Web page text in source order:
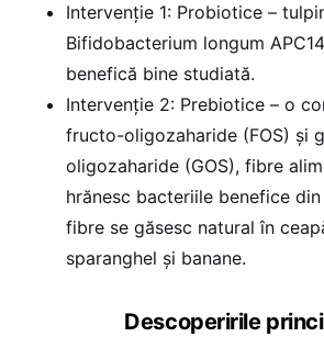
Intervenție 1: Probiotice –
Bifidobacterium longum
benefică bine studiată.
Intervenție 2: Prebiotice – o
fructo-oligozaharide (FOS) și
oligozaharide (GOS), fibre
hrănesc bacteriile benefice
fibre se găsesc natural în
sparanghel și banane.
Descoperirile